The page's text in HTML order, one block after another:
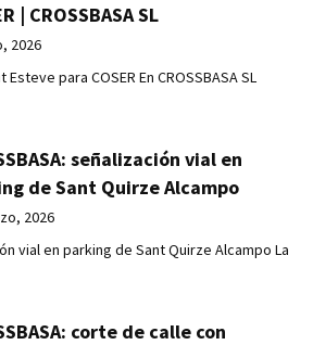
| CROSSBASA SL
2026
para COSER En CROSSBASA SL
señalización vial en
de Sant Quirze Alcampo
2026
vial en parking de Sant Quirze Alcampo La
corte de calle con